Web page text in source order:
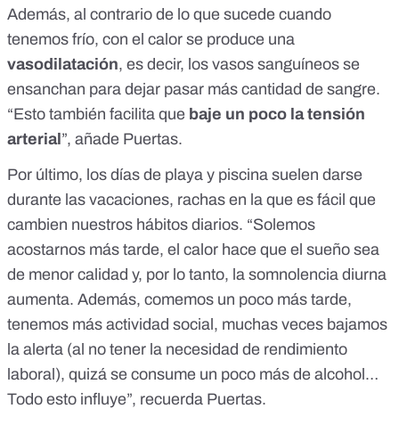
Además, al contrario de lo que sucede cuando
tenemos frío, con el calor se produce una
vasodilatación, es decir, los vasos sanguíneos se
ensanchan para dejar pasar más cantidad de sangre.
“Esto también facilita que baje un poco la tensión
arterial ”, añade Puertas.
Por último, los días de playa y piscina suelen darse
durante las vacaciones, rachas en la que es fácil que
cambien nuestros hábitos diarios. “Solemos
acostarnos más tarde, el calor hace que el sueño sea
de menor calidad y, por lo tanto, la somnolencia diurna
aumenta. Además, comemos un poco más tarde,
tenemos más actividad social, muchas veces bajamos
la alerta (al no tener la necesidad de rendimiento
laboral), quizá se consume un poco más de alcohol…
Todo esto influye”, recuerda Puertas.